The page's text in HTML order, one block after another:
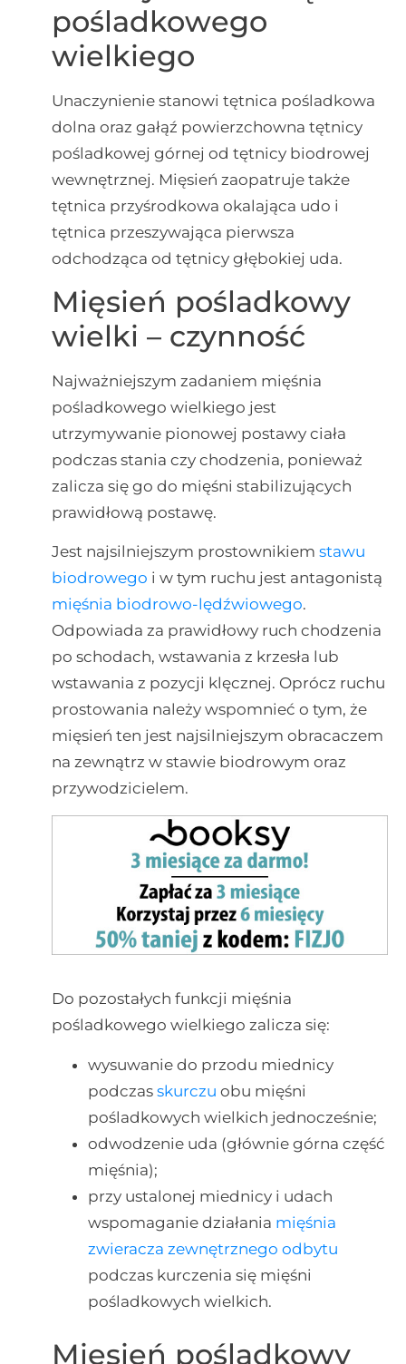
pośladkowego
wielkiego
Unaczynienie stanowi tętnica pośladkowa
dolna oraz gałąź powierzchowna tętnicy
pośladkowej górnej od tętnicy biodrowej
wewnętrznej. Mięsień zaopatruje także
tętnica przyśrodkowa okalająca udo i
tętnica przeszywająca pierwsza
odchodząca od tętnicy głębokiej uda.
Mięsień pośladkowy
wielki – czynność
Najważniejszym zadaniem mięśnia
pośladkowego wielkiego jest
utrzymywanie pionowej postawy ciała
podczas stania czy chodzenia, ponieważ
zalicza się go do mięśni stabilizujących
prawidłową postawę.
Jest najsilniejszym prostownikiem stawu
biodrowego i w tym ruchu jest antagonistą
mięśnia biodrowo-lędźwiowego.
Odpowiada za prawidłowy ruch chodzenia
po schodach, wstawania z krzesła lub
wstawania z pozycji klęcznej. Oprócz ruchu
prostowania należy wspomnieć o tym, że
mięsień ten jest najsilniejszym obracaczem
na zewnątrz w stawie biodrowym oraz
przywodzicielem.
Do pozostałych funkcji mięśnia
pośladkowego wielkiego zalicza się:
wysuwanie do przodu miednicy
podczas skurczu obu mięśni
pośladkowych wielkich jednocześnie;
odwodzenie uda (głównie górna część
mięśnia);
przy ustalonej miednicy i udach
wspomaganie działania mięśnia
zwieracza zewnętrznego odbytu
podczas kurczenia się mięśni
pośladkowych wielkich.
Mięsień pośladkowy